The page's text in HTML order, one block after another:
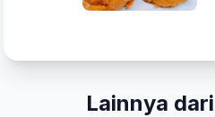
Lainnya